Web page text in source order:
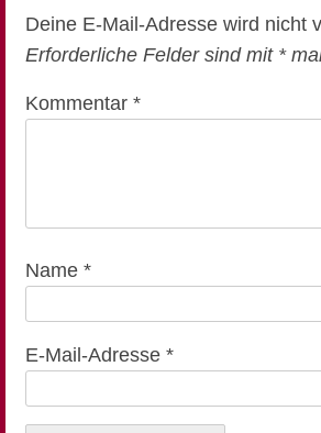
Deine E-Mail-Adresse wird nicht
Erforderliche Felder sind mit *
Kommentar *
Name *
E-Mail-Adresse *